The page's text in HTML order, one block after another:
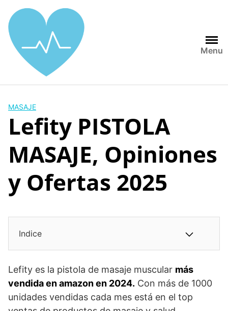
contenido
Menu
MASAJE
Lefity PISTOLA
MASAJE, Opiniones
y Ofertas 2025
Indice
Lefity es la pistola de masaje muscular más
vendida en amazon en 2024. Con más de 1000
unidades vendidas cada mes está en el top